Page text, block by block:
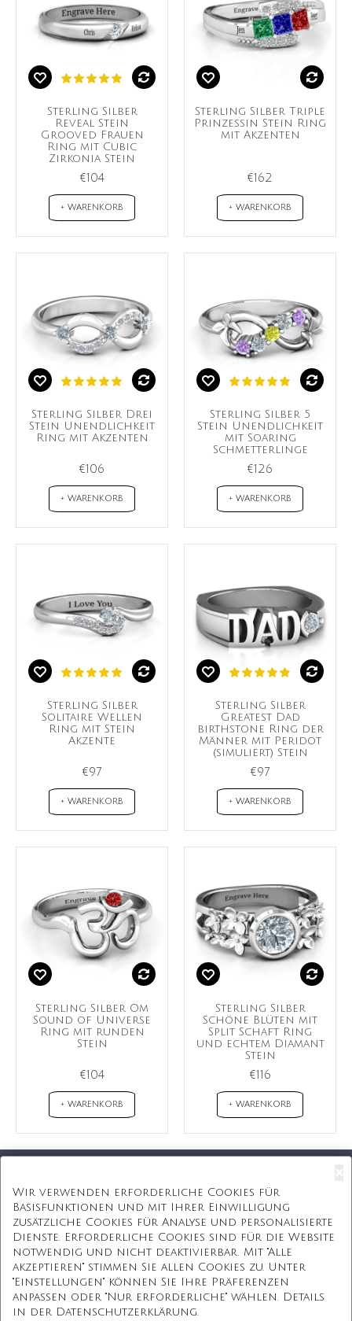
Sterling Silber
Reveal Stein
Grooved Frauen
Ring mit Cubic
Zirkonia Stein
€104
+ WARENKORB
Sterling Silber Triple
Prinzessin Stein Ring
mit Akzenten
€162
+ WARENKORB
Sterling Silber Drei
Stein Unendlichkeit
Ring mit Akzenten
€106
+ WARENKORB
Sterling Silber 5
Stein Unendlichkeit
mit Soaring
Schmetterlinge
€126
+ WARENKORB
Sterling Silber
Solitaire Wellen
Ring mit Stein
Akzente
€97
+ WARENKORB
Sterling Silber
Greatest Dad
birthstone Ring der
Männer mit Peridot
(simuliert) Stein
€97
+ WARENKORB
Sterling Silber Om
Sound of Universe
Ring mit runden
Stein
€104
+ WARENKORB
Sterling Silber
Schöne Blüten mit
Split Schaft Ring
und echtem Diamant
Stein
€116
+ WARENKORB
Kostenlose Geschenkbox
Kostenlose Gravur
Unbegrenzte Redesign
ÜBER UNS
Wir verwenden erforderliche Cookies für
Basisfunktionen und mit Ihrer Einwilligung
zusätzliche Cookies für Analyse und personalisierte
Dienste. Erforderliche Cookies sind für die Website
notwendig und nicht deaktivierbar. Mit "Alle
akzeptieren" stimmen Sie allen Cookies zu. Unter
"Einstellungen" können Sie Ihre Präferenzen
anpassen oder "Nur erforderliche" wählen. Details
in der Datenschutzerklärung.